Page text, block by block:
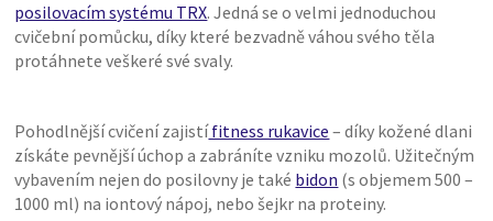
posilovacím systému TRX. Jedná se o velmi jednoduchou
cvičební pomůcku, díky které bezvadně váhou svého těla
protáhnete veškeré své svaly.
Pohodlnější cvičení zajistífitness rukavice – díky kožené dlani
získáte pevnější úchop a zabráníte vzniku mozolů. Užitečným
vybavením nejen do posilovny je také bidon (s objemem 500 –
1000 ml) na iontový nápoj, nebo šejkr na proteiny.